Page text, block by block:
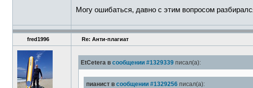
Могу ошибаться, давно с этим вопросом
fred1996 Re: Анти-плагиат
EtCetera в сообщении #1329339 писал(а):
пианист в сообщении #1329256 писал(а):